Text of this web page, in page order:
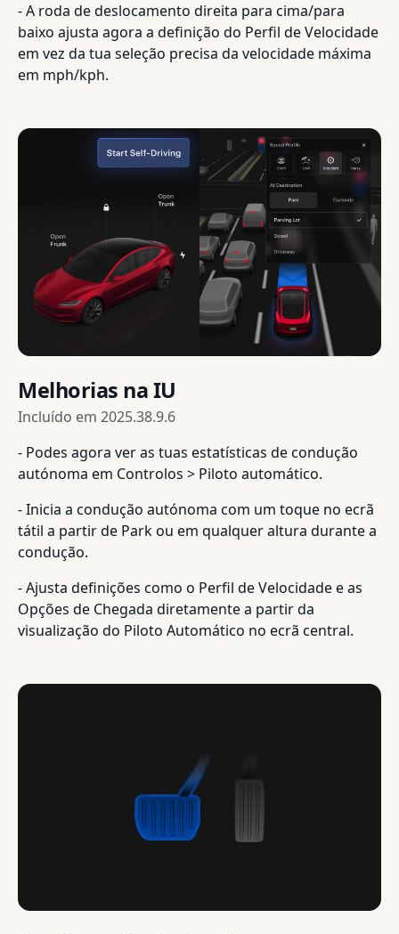
- A roda de deslocamento direita para cima/para
baixo ajusta agora a definição do Perfil de Velocidade
em vez da tua seleção precisa da velocidade máxima
em mph/kph.
Melhorias na IU
Incluído em 2025.38.9.6
- Podes agora ver as tuas estatísticas de condução
autónoma em Controlos > Piloto automático.
- Inicia a condução autónoma com um toque no ecrã
tátil a partir de Park ou em qualquer altura durante a
condução.
- Ajusta definições como o Perfil de Velocidade e as
Opções de Chegada diretamente a partir da
visualização do Piloto Automático no ecrã central.